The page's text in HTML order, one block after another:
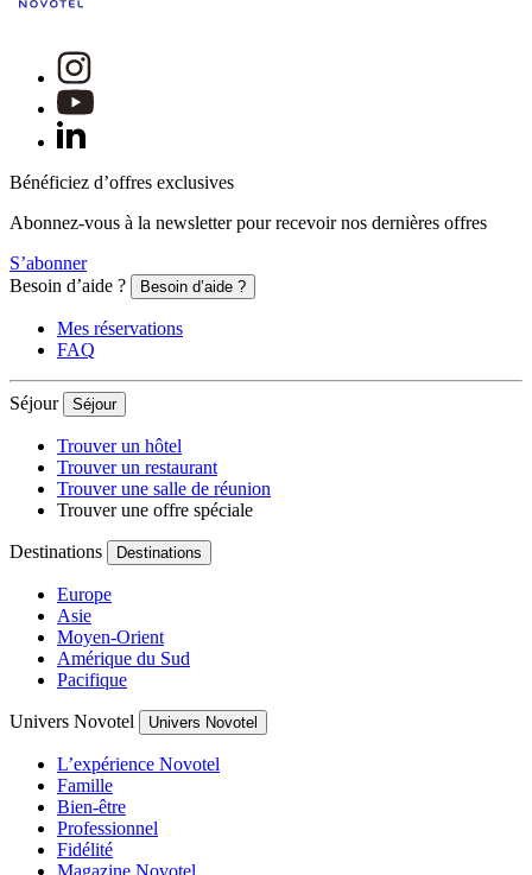
Bénéficiez d’offres exclusives
Abonnez-vous à la newsletter pour recevoir nos dernières offres
S’abonner
Besoin d’aide ?
Besoin d’aide ?
Mes réservations
FAQ
Séjour Séjour
Trouver un hôtel
Trouver un restaurant
Trouver une salle de réunion
Trouver une offre spéciale
Destinations Destinations
Europe
Asie
Moyen-Orient
Amérique du Sud
Pacifique
Univers Novotel Univers Novotel
L’expérience Novotel
Famille
Bien-être
Professionnel
Fidélité